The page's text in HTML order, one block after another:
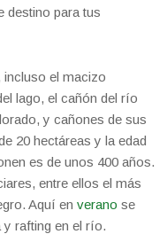
destino para tus
incluso el macizo
lago, el cañón del río
y cañones de sus
20 hectáreas y la edad
es de unos 400 años.
entre ellos el más
Aquí en verano se
y rafting en el río.